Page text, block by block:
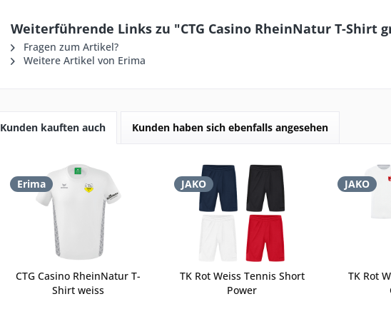
Weiterführende Links zu "CTG Casino RheinNatur T-Shirt
Fragen zum Artikel?
Weitere Artikel von Erima
Kunden kauften auch Kunden haben sich ebenfalls angesehen
Erima
CTG Casino RheinNatur T-
Shirt weiss
JAKO
TK Rot Weiss Tennis Short
Power
JAKO
TK Rot